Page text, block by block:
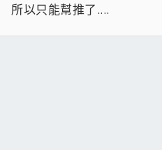
所以只能幫推了....